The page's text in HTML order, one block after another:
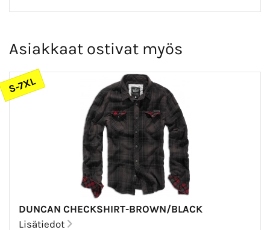
Asiakkaat ostivat myös
S-7XL
DUNCAN CHECKSHIRT-BROWN/BLACK
Lisätiedot